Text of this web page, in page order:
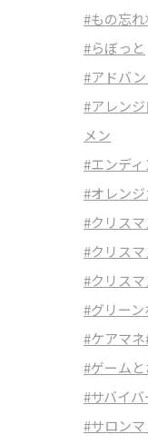
#もの忘
#らぼっと
#アドバ
#アレン
メン
#エンデ
#オレンジ
#クリス
#クリス
#クリス
#グリー
#ケアマネ
#ゲームと
#サバイ
#サロン